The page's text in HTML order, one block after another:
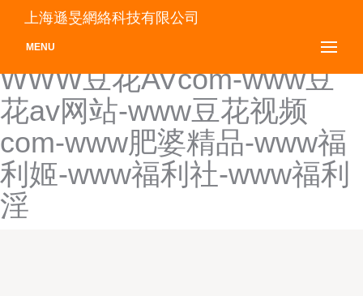
www点日本天堂-Www丁香
五月婷婷-www东京热TV-
WWW豆花AVcom-www豆
花av网站-www豆花视频
com-www肥婆精品-www福
利姬-www福利社-www福利
淫
上海遜旻網絡科技有限公司
MENU